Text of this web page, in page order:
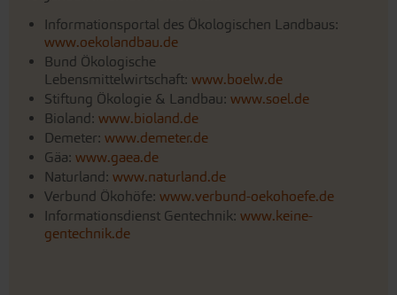
Informationsportal des Ökologischen Landbaus:
www.oekolandbau.de
Bund Ökologische
Lebensmittelwirtschaft: www.boelw.de
Stiftung Ökologie & Landbau: www.soel.de
Bioland: www.bioland.de
Demeter: www.demeter.de
Gäa: www.gaea.de
Naturland: www.naturland.de
Verbund Ökohöfe: www.verbund-oekohoefe.de
Informationsdienst Gentechnik: www.keine-
gentechnik.de